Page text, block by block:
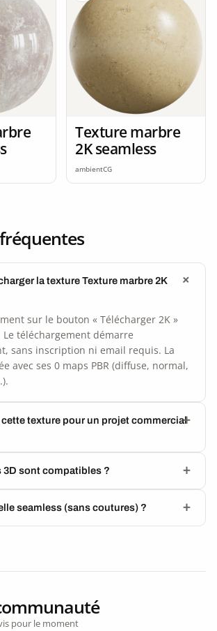
Texture marbre
2K seamless
ambientCG
la texture Texture marbre 2K
sur le bouton « Télécharger 2K »
téléchargement démarre
sans inscription ni email requis. La
avec ses 0 maps PBR (diffuse, normal,
texture pour un projet commercial
sont compatibles ?
seamless (sans coutures) ?
pour le moment